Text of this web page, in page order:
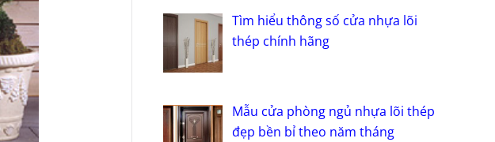
Tìm hiểu thông số cửa nhựa lõi
thép chính hãng
Mẫu cửa phòng ngủ nhựa lõi thép
đẹp bền bỉ theo năm tháng